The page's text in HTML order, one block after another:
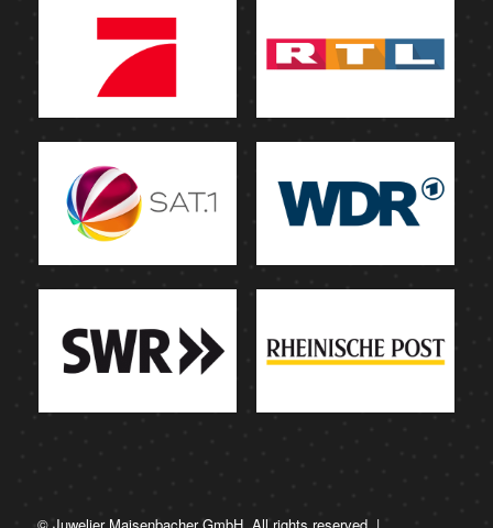
© Juwelier Maisenbacher GmbH. All rights reserved. |